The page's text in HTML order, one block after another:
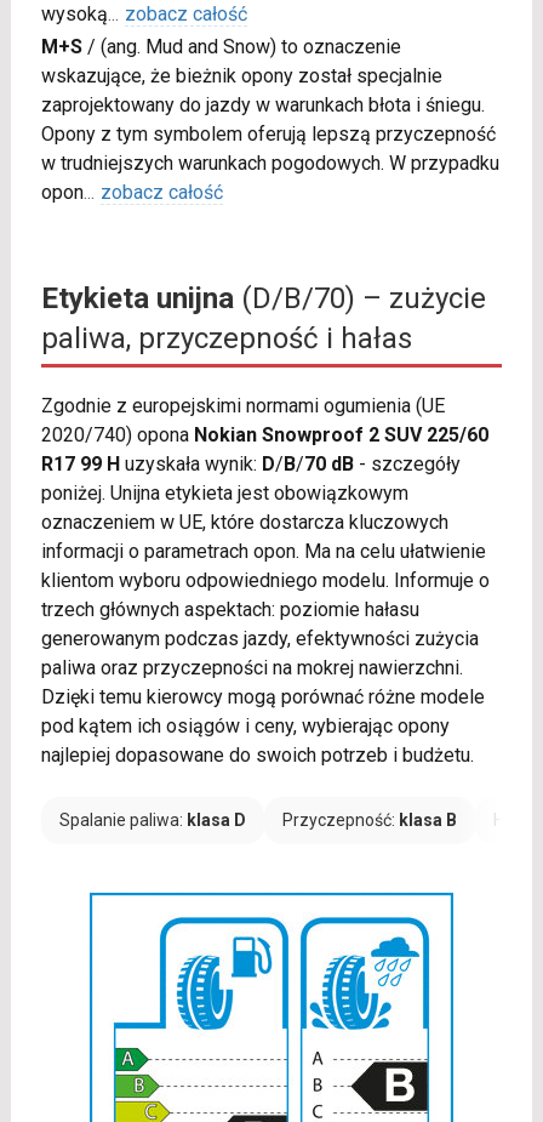
wysoką... zobacz całość
M+S/ (ang. Mud and Snow) to oznaczenie
wskazujące, że bieżnik opony został specjalnie
zaprojektowany do jazdy w warunkach błota i śniegu.
Opony z tym symbolem oferują lepszą przyczepność
w trudniejszych warunkach pogodowych. W przypadku
opon... zobacz całość
Etykieta unijna(D/B/70) – zużycie
paliwa, przyczepność i hałas
Zgodnie z europejskimi normami ogumienia (UE
2020/740) opona Nokian Snowproof 2 SUV 225/60
R17 99 Huzyskała wynik: D/B/70 dB- szczegóły
poniżej. Unijna etykieta jest obowiązkowym
oznaczeniem w UE, które dostarcza kluczowych
informacji o parametrach opon. Ma na celu ułatwienie
klientom wyboru odpowiedniego modelu. Informuje o
trzech głównych aspektach: poziomie hałasu
generowanym podczas jazdy, efektywności zużycia
paliwa oraz przyczepności na mokrej nawierzchni.
Dzięki temu kierowcy mogą porównać różne modele
pod kątem ich osiągów i ceny, wybierając opony
najlepiej dopasowane do swoich potrzeb i budżetu.
Spalanie paliwa: klasa D Przyczepność: klasa B